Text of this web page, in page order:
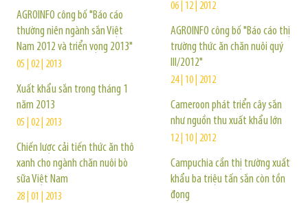
AGROINFO công bố "Báo cáo
thường niên ngành sắn Việt
Nam 2012 và triển vọng 2013"
05 | 02 | 2013
Xuất khẩu sắn trong tháng 1
năm 2013
05 | 02 | 2013
Chiến lược cải tiến thức ăn thô
xanh cho ngành chăn nuôi bò
sữa Việt Nam
28 | 01 | 2013
06 | 12 | 2012
AGROINFO công bố "Báo cáo thị
trường thức ăn chăn nuôi quý
III/2012"
24 | 10 | 2012
Cameroon phát triển cây sắn
như nguồn thu xuất khẩu lớn
12 | 10 | 2012
Campuchia cần thị trường xuất
khẩu ba triệu tấn sắn còn tồn
đọng